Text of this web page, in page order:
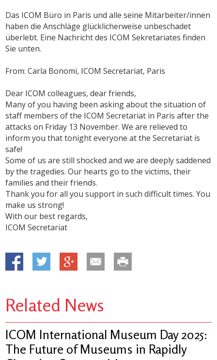
Das ICOM Büro in Paris und alle seine Mitarbeiter/innen
haben die Anschläge glücklicherweise unbeschadet
überlebt. Eine Nachricht des ICOM Sekretariates finden
Sie unten.
From: Carla Bonomi, ICOM Secretariat, Paris
Dear ICOM colleagues, dear friends,
Many of you having been asking about the situation of
staff members of the ICOM Secretariat in Paris after the
attacks on Friday 13 November. We are relieved to
inform you that tonight everyone at the Secretariat is
safe!
Some of us are still shocked and we are deeply saddened
by the tragedies. Our hearts go to the victims, their
families and their friends.
Thank you for all you support in such difficult times. You
make us strong!
With our best regards,
ICOM Secretariat
Related News
ICOM International Museum Day 2025:
The Future of Museums in Rapidly